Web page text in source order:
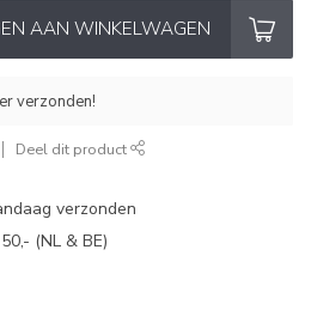
AAN WINKELWAGEN
verzonden!
Deel dit product
verzonden
(NL & BE)